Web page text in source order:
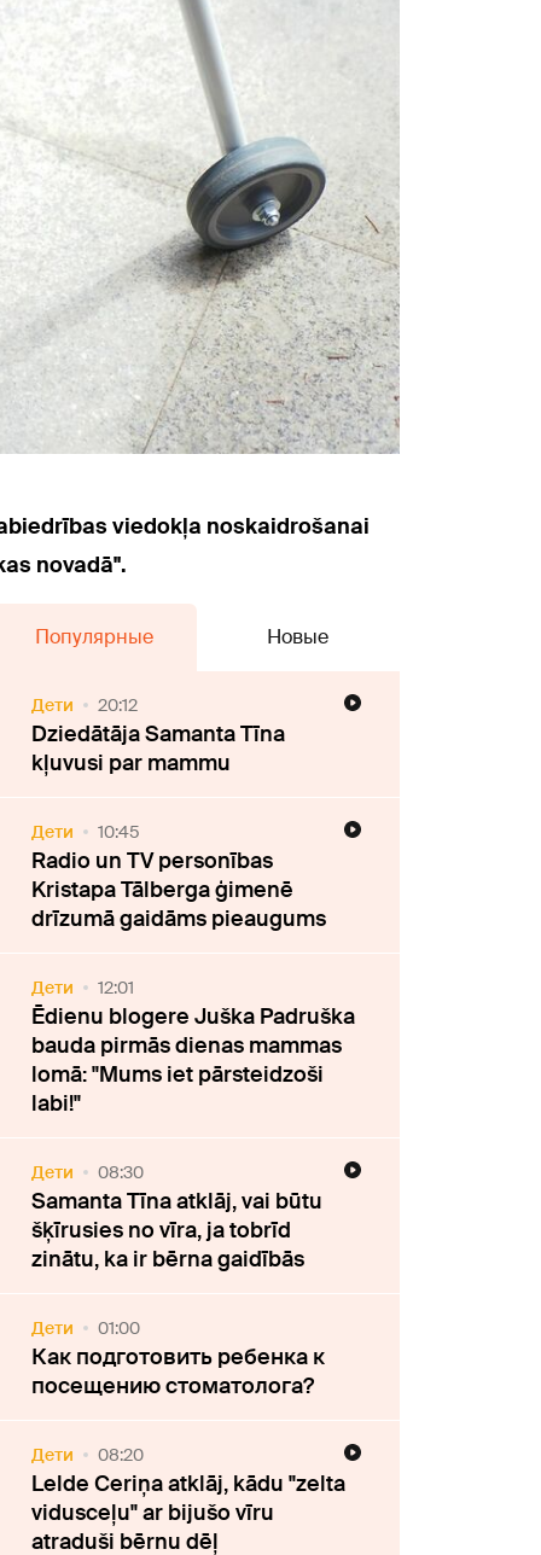
viedokļa noskaidrošanai
novadā".
Популярные Новые
Дети 20:12
Dziedātāja Samanta Tīna
kļuvusi par mammu
Дети 10:45
Radio un TV personības
Kristapa Tālberga ģimenē
drīzumā gaidāms pieaugums
Дети 12:01
Ēdienu blogere Juška Padruška
bauda pirmās dienas mammas
lomā: "Mums iet pārsteidzoši
labi!"
Дети 08:30
Samanta Tīna atklāj, vai būtu
šķīrusies no vīra, ja tobrīd
zinātu, ka ir bērna gaidībās
Дети 01:00
Как подготовить ребенка к
посещению стоматолога?
Дети 08:20
Lelde Ceriņa atklāj, kādu "zelta
vidusceļu" ar bijušo vīru
atraduši bērnu dēļ